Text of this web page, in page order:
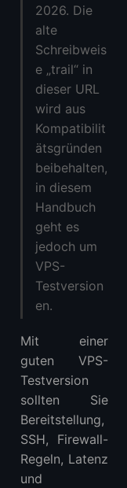
Mehr VPS
2026. Die
alte
Schreibweis
e „trail“ in
dieser URL
wird aus
Kompatibilit
ätsgründen
beibehalten,
in diesem
Handbuch
geht es
jedoch um
VPS-
Testversion
en.
Mit einer
guten VPS-
Testversion
sollten Sie
Bereitstellung,
SSH, Firewall-
Regeln, Latenz
und